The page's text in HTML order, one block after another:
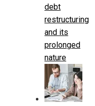
debt
restructuring
and its
prolonged
nature